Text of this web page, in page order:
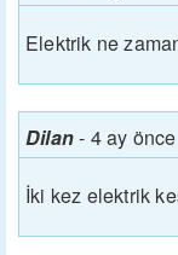
Elektrik ne
Dilan- 4 ay önce
İki kez elektrik